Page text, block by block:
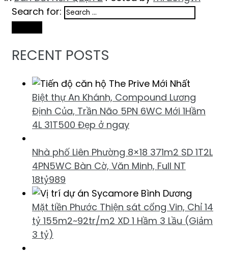
Search for:
RECENT POSTS
Biệt thự An Khánh, Compound Lương
Định Của, Trần Não 5PN 6WC Mới 1Hầm
4L 31T500 Đẹp ở ngay
Nhà phố Liên Phường 8×18 371m2 SD 1T2L
4PN5WC Bàn Cờ, Văn Minh, Full NT
18tỷ989
Mặt tiền Phước Thiện sát cổng Vin, Chỉ 14
tỷ 155m2~92tr/m2 XD 1 Hầm 3 Lầu (Giảm
3 tỷ)